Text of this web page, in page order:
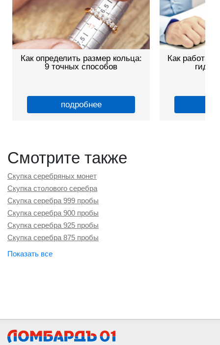
Как определить размер кольца:
подробнее
Как
Смотрите также
Скупка серебряных монет
Скупка столового серебра
Скупка серебра 999 пробы
Скупка серебра 900 пробы
Скупка серебра 925 пробы